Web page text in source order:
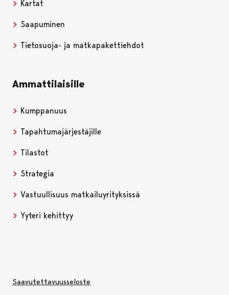
Kartat
Saapuminen
Tietosuoja- ja matkapakettiehdot
Ammattilaisille
Kumppanuus
Tapahtumajärjestäjille
Tilastot
Strategia
Vastuullisuus matkailuyrityksissä
Yyteri kehittyy
Saavutettavuusseloste